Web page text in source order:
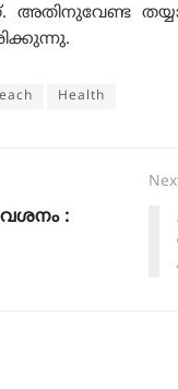
അതിനുവേണ്ട
Health
: